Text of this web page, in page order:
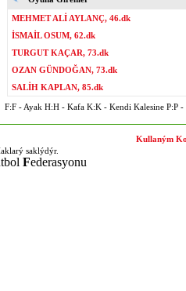
MEHMET ALİ AYLANÇ, 46.dk
İSMAİL OSUM, 62.dk
TURGUT KAÇAR, 73.dk
OZAN GÜNDOĞAN, 73.dk
SALİH KAPLAN, 85.dk
F:F - Ayak H:H - Kafa K:K - Kendi Kalesine P:P -
saklýdýr.
Federasyonu
Kullaným